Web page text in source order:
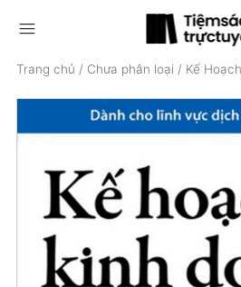
menu
Trang chủ / Chưa phân loại / Kế Hoạch